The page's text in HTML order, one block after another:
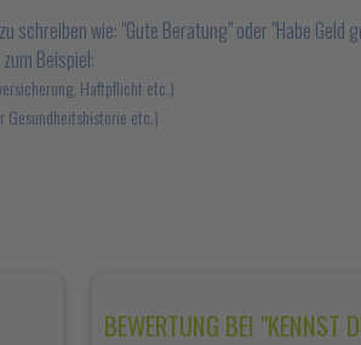
wie: "Gute Beratung" oder "Habe Geld
Beispiel:
Haftpflicht etc.)
Gesundheitshistorie etc.)
BEWERTUNG BEI "KENNST